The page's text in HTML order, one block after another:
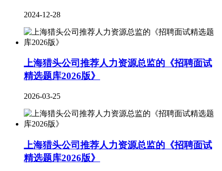
2024-12-28
上海猎头公司推荐人力资源总监的《招聘面试
精选题库2026版》
2026-03-25
上海猎头公司推荐人力资源总监的《招聘面试
精选题库2026版》